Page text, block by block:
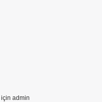
için admin